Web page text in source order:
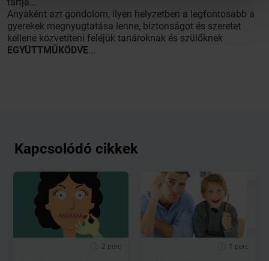
Anyaként azt gondolom, ilyen helyzetben a legfontosabb a
gyerekek megnyugtatása lenne, biztonságot és szeretet
kellene közvetíteni feléjük tanároknak és szülőknek
EGYÜTTMŰKÖDVE...
Kapcsolódó cikkek
2 perc 1 perc